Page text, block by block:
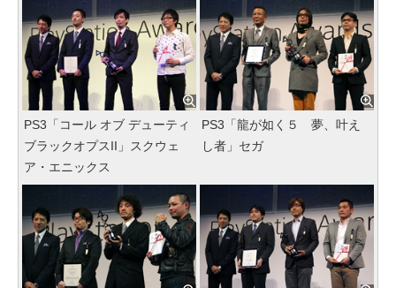
PS3「コール オブ デューティ
ブラックオプスII」スクウェ
ア・エニックス
PS3「龍が如く５ 夢、叶え
し者」セガ